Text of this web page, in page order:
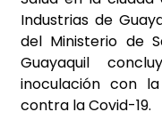
Industrias de
del Ministerio de
Guayaquil
inoculación con
contra la Covid-19.